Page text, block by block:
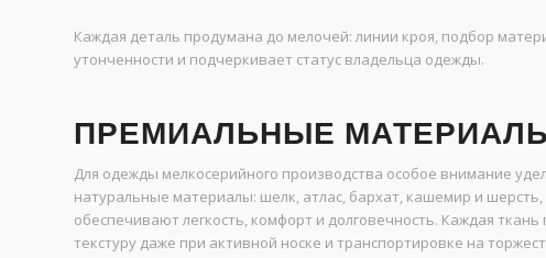
Каждая деталь продумана до мелочей: линии кроя, подбор
утонченности и подчеркивает статус владельца одежды.
ПРЕМИАЛЬНЫЕ
Для одежды мелкосерийного производства особое внимание
натуральные материалы: шелк, атлас, бархат, кашемир и
обеспечивают легкость, комфорт и долговечность. Каждая
текстуру даже при активной носке и транспортировке на